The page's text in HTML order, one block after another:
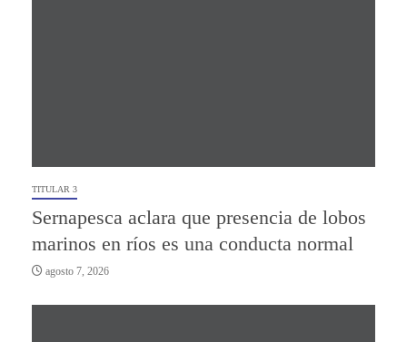
TITULAR 3
Sernapesca aclara que presencia de lobos
marinos en ríos es una conducta normal
agosto 7, 2026